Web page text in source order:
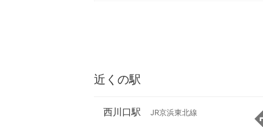
近くの駅
西川口駅 JR京浜東北線